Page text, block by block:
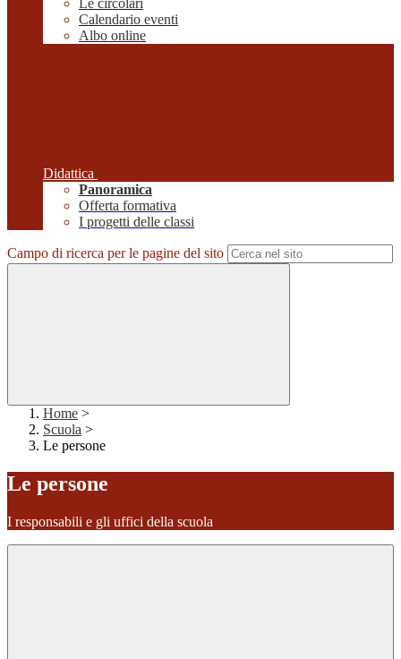
Le circolari
Calendario eventi
Albo online
Didattica
Panoramica
Offerta formativa
I progetti delle classi
Campo di ricerca per le pagine del sito
Home >
Scuola >
Le persone
Le persone
I responsabili e gli uffici della scuola